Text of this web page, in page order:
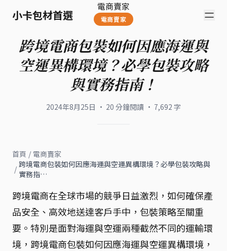
小卡包材首選
電商賣家
電商賣家
跨境電商包裝如何因應海運與
空運異構環境？必學包裝攻略
與實務指南！
2024年8月25日 · 20 分鐘閱讀 · 7,692 字
首頁 / 電商賣家
/ 跨境電商包裝如何因應海運與空運異構環境？必學包裝攻略與
實務指…
跨境電商在全球市場的競爭日益激烈，如何確保產
品安全、高效地送達客戶手中，包裝策略至關重
要。特別是面對海運與空運兩種截然不同的運輸環
境，跨境電商包裝如何因應海運與空運異構環境，